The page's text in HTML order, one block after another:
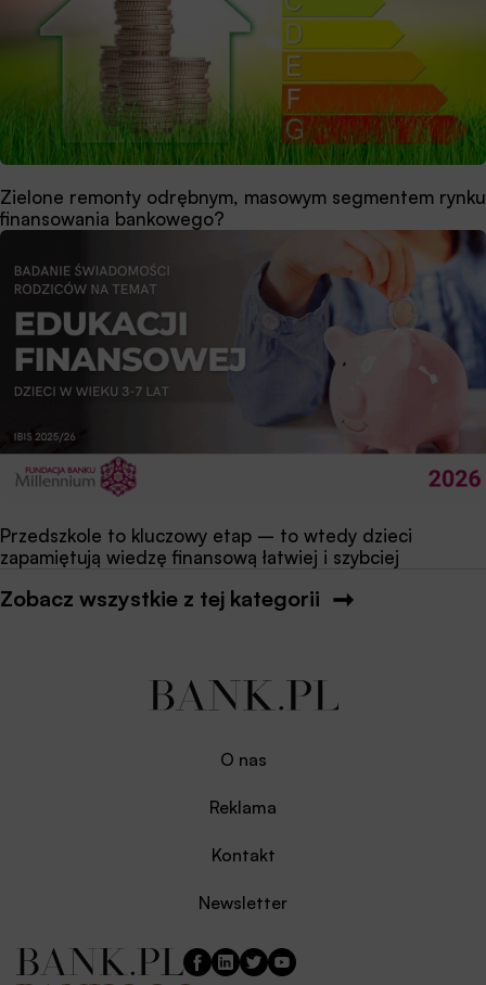
Zielone remonty odrębnym, masowym segmentem rynku
finansowania bankowego?
Przedszkole to kluczowy etap – to wtedy dzieci
zapamiętują wiedzę finansową łatwiej i szybciej
Zobacz wszystkie z tej kategorii
O nas
Reklama
Kontakt
Newsletter